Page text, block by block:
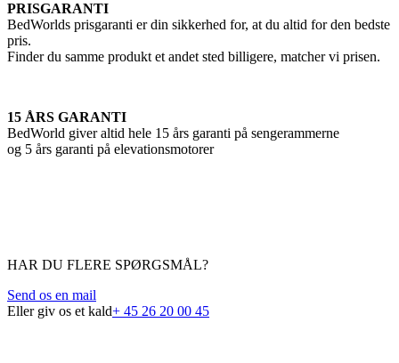
PRISGARANTI
BedWorlds prisgaranti er din sikkerhed for, at du altid for den bedste
pris.
Finder du samme produkt et andet sted billigere, matcher vi prisen.
15 ÅRS GARANTI
BedWorld giver altid hele 15 års garanti på sengerammerne
og 5 års garanti på elevationsmotorer
HAR DU FLERE SPØRGSMÅL?
Send os en mail
Eller giv os et kald+ 45 26 20 00 45